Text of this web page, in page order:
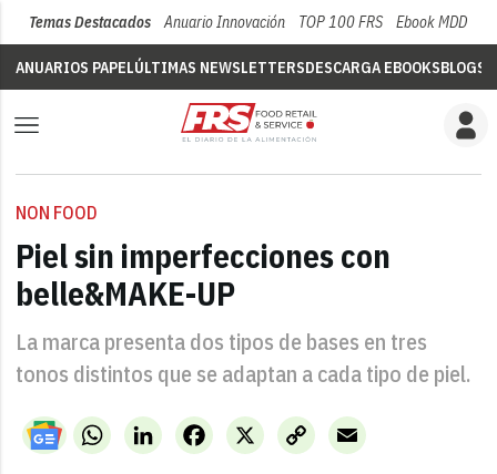
Temas Destacados Anuario Innovación TOP 100 FRS Ebook MDD
ANUARIOS PAPELÚLTIMAS NEWSLETTERSDESCARGA EBOOKSBLOGS
NON FOOD
Piel sin imperfecciones con
belle&MAKE-UP
La marca presenta dos tipos de bases en tres
tonos distintos que se adaptan a cada tipo de piel.
WhatsAppLinkedIn X
Facebook
Copy
Link
Email